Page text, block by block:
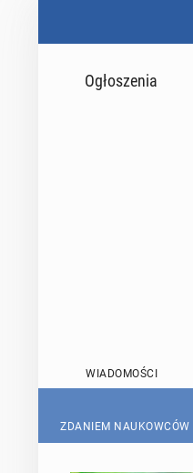
Ogłoszenia
WIADOMOŚCI
ZDANIEM NAUKOWCÓW